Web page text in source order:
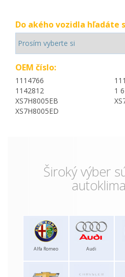
Do akého vozidla hľadáte
OEM číslo:
1114766
1142812
1
XS7H8005EB
XS7H8005ED
Široký výber
Alfa Romeo Audi